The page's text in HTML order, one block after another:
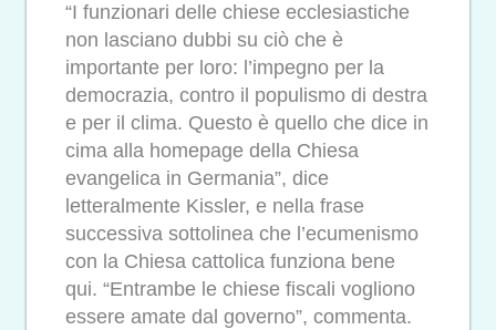
“I funzionari delle chiese ecclesiastiche
non lasciano dubbi su ciò che è
importante per loro: l’impegno per la
democrazia, contro il populismo di destra
e per il clima. Questo è quello che dice in
cima alla homepage della Chiesa
evangelica in Germania”, dice
letteralmente Kissler, e nella frase
successiva sottolinea che l’ecumenismo
con la Chiesa cattolica funziona bene
qui. “Entrambe le chiese fiscali vogliono
essere amate dal governo”, commenta.